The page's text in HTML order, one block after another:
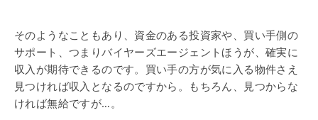
そのようなこともあり、資金のある投資家や、買い手側の
サポート、つまりバイヤーズエージェントほうが、確実に
収入が期待できるのです。買い手の方が気に入る物件さえ
見つければ収入となるのですから。もちろん、見つからな
ければ無給ですが…。